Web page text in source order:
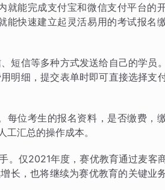
就能完成支付宝和微信支付平台的
能快速建立起灵活易用的考试报名
短信等多种方式发送给自己的学员
明细，提交表单时即可直接选择支
每位考生的报名资料，是否缴费，
汇总的操作成本。
。仅2021年度，赛优教育通过麦客
长，也将继续为赛优教育的关键业